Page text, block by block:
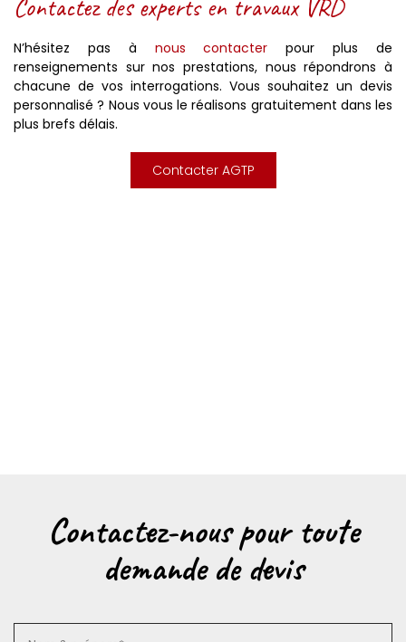
Contactez des experts en travaux VRD
N’hésitez pas à nous contacter pour plus de
renseignements sur nos prestations, nous répondrons à
chacune de vos interrogations. Vous souhaitez un devis
personnalisé ? Nous vous le réalisons gratuitement dans les
plus brefs délais.
Contacter AGTP
Contactez-nous pour toute
demande de devis